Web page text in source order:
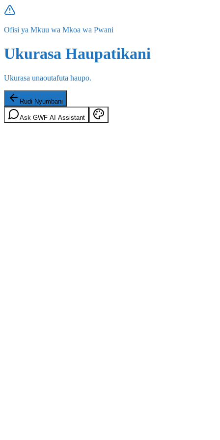
Ofisi ya Mkuu wa Mkoa wa Pwani
Ukurasa Haupatikani
Ukurasa unaoutafuta haupo.
Rudi Nyumbani
Ask GWF AI Assistant